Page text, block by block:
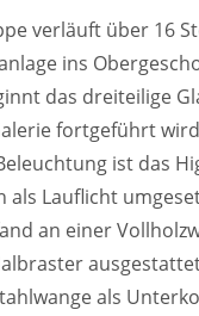
verläuft über 16
ins
das dreiteilige
fortgeführt
ist das
als Lauflicht
an einer
als